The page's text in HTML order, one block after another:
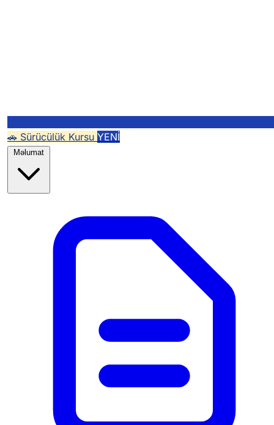
🚗 Sürücülük Kursu YENİ
Məlumat